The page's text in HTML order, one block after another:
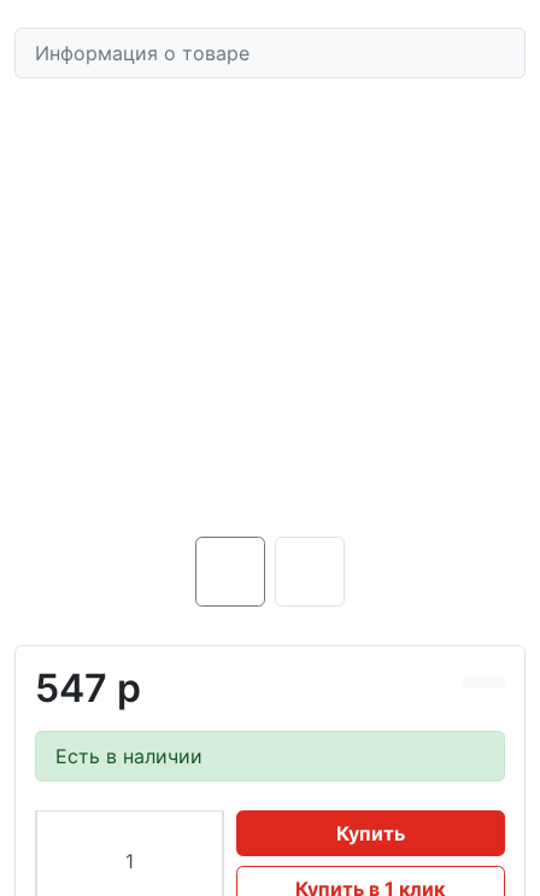
Информация о товаре
547 р
Есть в наличии
Купить
Купить в 1 клик